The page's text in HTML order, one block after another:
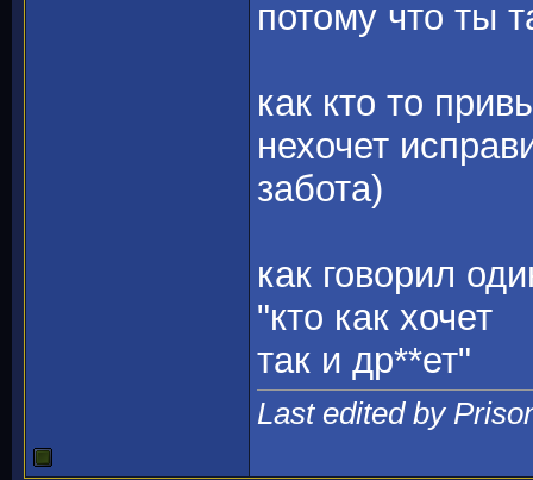
потому что ты
как кто то
нехочет
забота)
как говорил
"кто как хочет
так и др**ет"
Last edited by